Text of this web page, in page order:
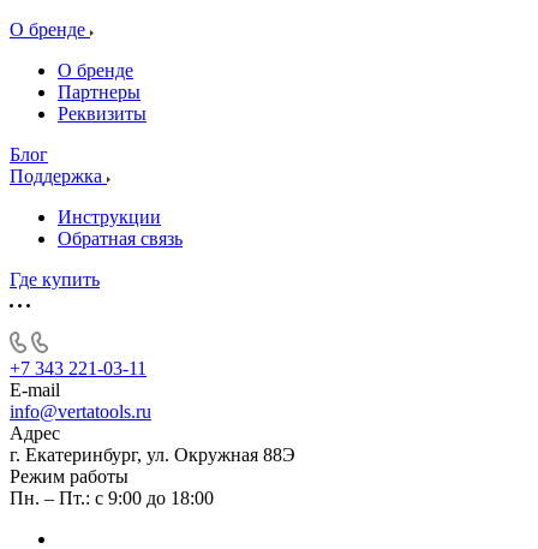
О бренде
О бренде
Партнеры
Реквизиты
Блог
Поддержка
Инструкции
Обратная связь
Где купить
+7 343 221-03-11
E-mail
info@vertatools.ru
Адрес
г. Екатеринбург, ул. Окружная 88Э
Режим работы
Пн. – Пт.: с 9:00 до 18:00